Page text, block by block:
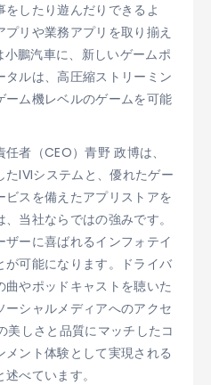
したり遊んだりできるよ
リや業務アプリを取り揃え
鵬汽車に、新しいゲームポ
ルは、高圧縮ストリーミン
ム機レベルのゲームを可能
者（CEO）青野 政博は、
たIVIシステムと、優れたゲー
スを備えたアプリストアを
当社ならではの強みです。
ーに喜ばれるインフォテイ
が可能になります。ドライバ
やポッドキャストを聴いた
ーシャルメディアへのアクセ
美しさと品質にマッチしたコ
ント体験として実現される
べています。